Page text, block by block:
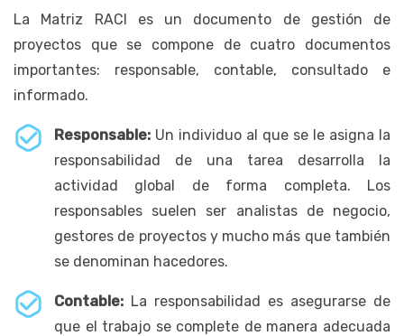
La Matriz RACI es un documento de gestión de
proyectos que se compone de cuatro documentos
importantes: responsable, contable, consultado e
informado.
Responsable: Un individuo al que se le asigna la
responsabilidad de una tarea desarrolla la
actividad global de forma completa. Los
responsables suelen ser analistas de negocio,
gestores de proyectos y mucho más que también
se denominan hacedores.
Contable: La responsabilidad es asegurarse de
que el trabajo se complete de manera adecuada